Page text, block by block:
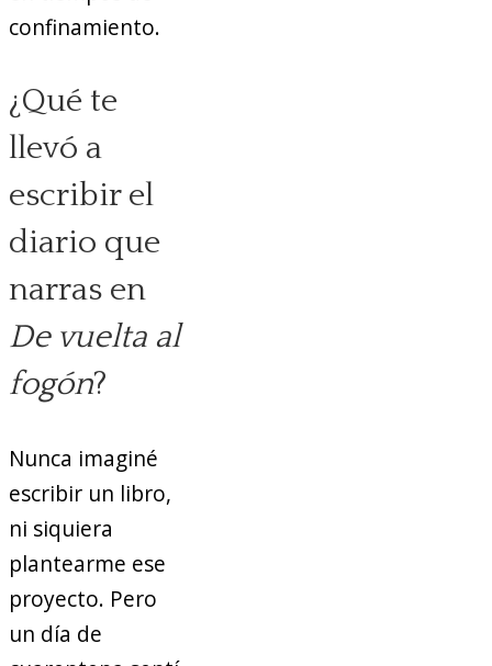
confinamiento.
¿Qué te
llevó a
escribir el
diario que
narras en
De vuelta al
fogón?
Nunca imaginé
escribir un libro,
ni siquiera
plantearme ese
proyecto. Pero
un día de